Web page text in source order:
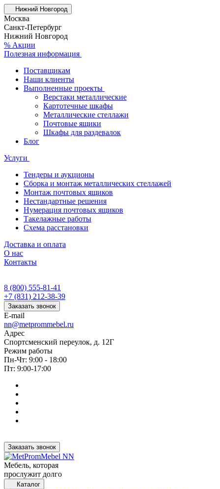
Нижний Новгород
Москва
Санкт-Петербург
Нижний Новгород
% Акции
Полезная информация
Поставщикам
Наши клиенты
Выполненные проекты
Верстаки металлические
Картотечные шкафы
Металлические стеллажи
Почтовые ящики
Шкафы для раздевалок
Блог
Услуги
Тендеры и аукционы
Сборка и монтаж металлических стеллажей
Монтаж почтовых ящиков
Нестандартные решения
Нумерация почтовых ящиков
Такелажные работы
Схема расстановки
Доставка и оплата
О нас
Контакты
8 (800) 555-81-41
+7 (831) 212-38-39
Заказать звонок
E-mail
nn@metprommebel.ru
Адрес
Спортсменский переулок, д. 12Г
Режим работы
Пн-Чт: 9:00 - 18:00
Пт: 9:00-17:00
Заказать звонок
Мебель, которая
прослужит долго
Каталог